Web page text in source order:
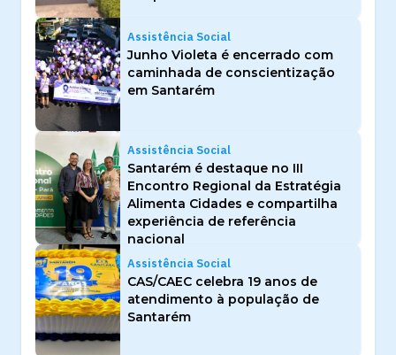
Assistência Social
Junho Violeta é encerrado com
caminhada de conscientização
em Santarém
Assistência Social
Santarém é destaque no III
Encontro Regional da Estratégia
Alimenta Cidades e compartilha
experiência de referência
nacional
Assistência Social
CAS/CAEC celebra 19 anos de
atendimento à população de
Santarém